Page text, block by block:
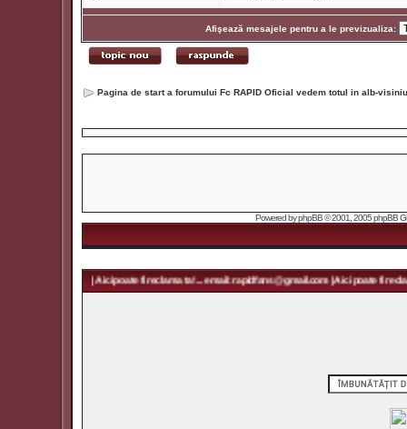
Afişează mesajele pentru a le previzualiza:
Pagina de start a forumului Fc RAPID Oficial vedem totul in alb-
Powered byphpBB© 2001, 2005 phpBB
| Aici poate fi reclama ta! ... email: rapidfans@gmail.com | Aici poate fi reclama ta!